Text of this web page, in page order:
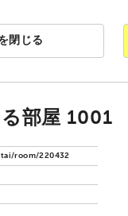
閉じる
部屋 1001
room/220432